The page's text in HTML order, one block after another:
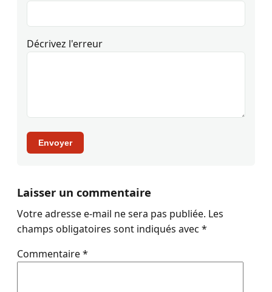
Décrivez l'erreur
Envoyer
Laisser un commentaire
Votre adresse e-mail ne sera pas publiée. Les
champs obligatoires sont indiqués avec *
Commentaire*